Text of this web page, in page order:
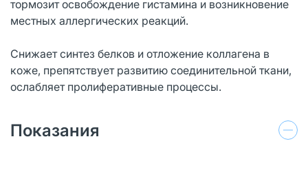
тормозит освобождение гистамина и возникновение
местных аллергических реакций.
Снижает синтез белков и отложение коллагена в
коже, препятствует развитию соединительной ткани,
ослабляет пролиферативные процессы.
Показания